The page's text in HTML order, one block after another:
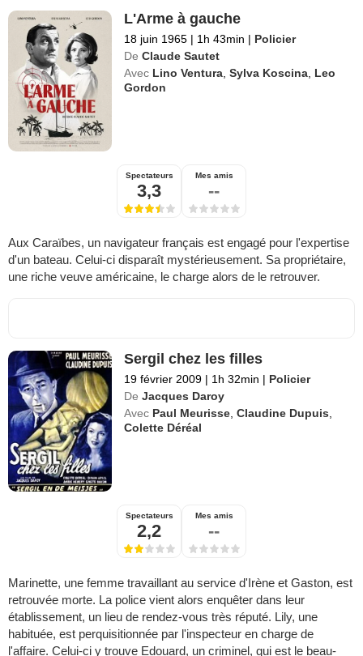
L'Arme à gauche
18 juin 1965 | 1h 43min | Policier
De Claude Sautet
Avec Lino Ventura ,Sylva Koscina Leo
Gordon
Spectateurs
3,3
Mes amis
--
Aux Caraïbes, un navigateur français est engagé pour l'expertise
d'un bateau. Celui-ci disparaît mystérieusement. Sa propriétaire,
une riche veuve américaine, le charge alors de le retrouver.
Sergil chez les filles
19 février 2009 | 1h 32min | Policier
De Jacques Daroy
Avec Paul Meurisse ,Claudine Dupuis
Colette Déréal
Spectateurs
2,2
Mes amis
--
Marinette, une femme travaillant au service d'Irène et Gaston, est
retrouvée morte. La police vient alors enquêter dans leur
établissement, un lieu de rendez-vous très réputé. Lily, une
habituée, est perquisitionnée par l'inspecteur en charge de
l'affaire. Celui-ci y trouve Edouard, un criminel, qui est le beau-